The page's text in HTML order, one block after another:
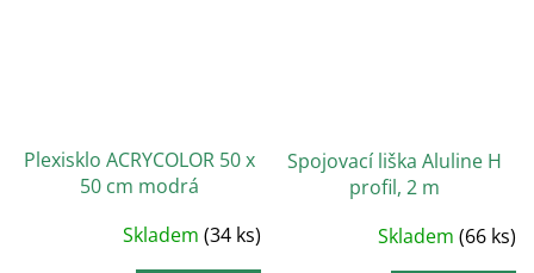
Plexisklo ACRYCOLOR 50 x
50 cm modrá
Skladem (34 ks)
Spojovací liška Aluline H
profil, 2 m
Skladem (66 ks)